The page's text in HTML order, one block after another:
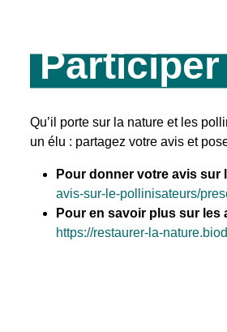
Participer
Qu’il porte sur la nature et les
un élu : partagez votre avis et
Pour donner votre avis
avis-sur-le-pollinisateurs/
Pour en savoir plus sur
https://restaurer-la-